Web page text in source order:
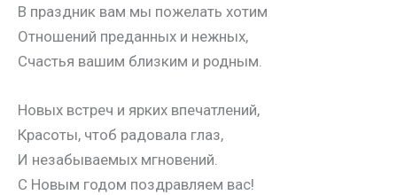
В праздник вам мы пожелать хотим
Отношений преданных и нежных,
Счастья вашим близким и родным.
Новых встреч и ярких впечатлений,
Красоты, чтоб радовала глаз,
И незабываемых мгновений.
С Новым годом поздравляем вас!